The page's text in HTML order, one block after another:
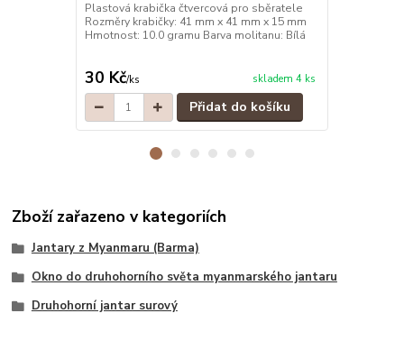
Plastová krabička čtvercová pro sběratele
Rozměry krabičky: 41 mm x 41 mm x 15 mm
Hmotnost: 10.0 gramu Barva molitanu: Bílá
30 Kč/ks skladem 4 ks
Přidat do košíku
Zboží zařazeno v kategoriích
Jantary z Myanmaru (Barma)
Okno do druhohorního světa myanmarského jantaru
Druhohorní jantar surový